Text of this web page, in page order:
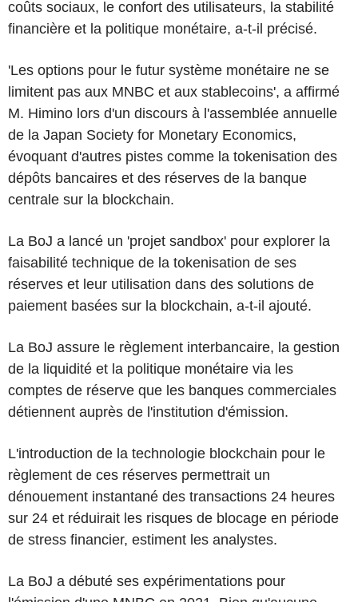
coûts sociaux, le confort des utilisateurs, la stabilité
financière et la politique monétaire, a-t-il précisé.
'Les options pour le futur système monétaire ne se
limitent pas aux MNBC et aux stablecoins', a affirmé
M. Himino lors d'un discours à l'assemblée annuelle
de la Japan Society for Monetary Economics,
évoquant d'autres pistes comme la tokenisation des
dépôts bancaires et des réserves de la banque
centrale sur la blockchain.
La BoJ a lancé un 'projet sandbox' pour explorer la
faisabilité technique de la tokenisation de ses
réserves et leur utilisation dans des solutions de
paiement basées sur la blockchain, a-t-il ajouté.
La BoJ assure le règlement interbancaire, la gestion
de la liquidité et la politique monétaire via les
comptes de réserve que les banques commerciales
détiennent auprès de l'institution d'émission.
L'introduction de la technologie blockchain pour le
règlement de ces réserves permettrait un
dénouement instantané des transactions 24 heures
sur 24 et réduirait les risques de blocage en période
de stress financier, estiment les analystes.
La BoJ a débuté ses expérimentations pour